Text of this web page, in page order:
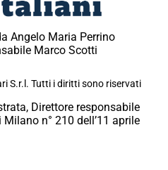
Angelo Maria Perrino
Marco Scotti
S.r.l. Tutti i diritti sono riservati
Direttore responsabile
n° 210 dell’11 aprile